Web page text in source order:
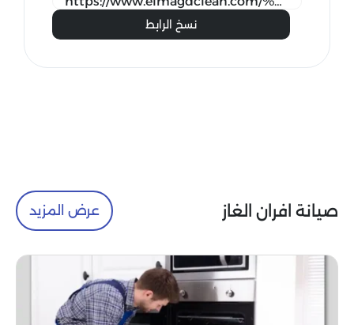
نسخ الرابط
صيانة افران الغاز عرض المزيد